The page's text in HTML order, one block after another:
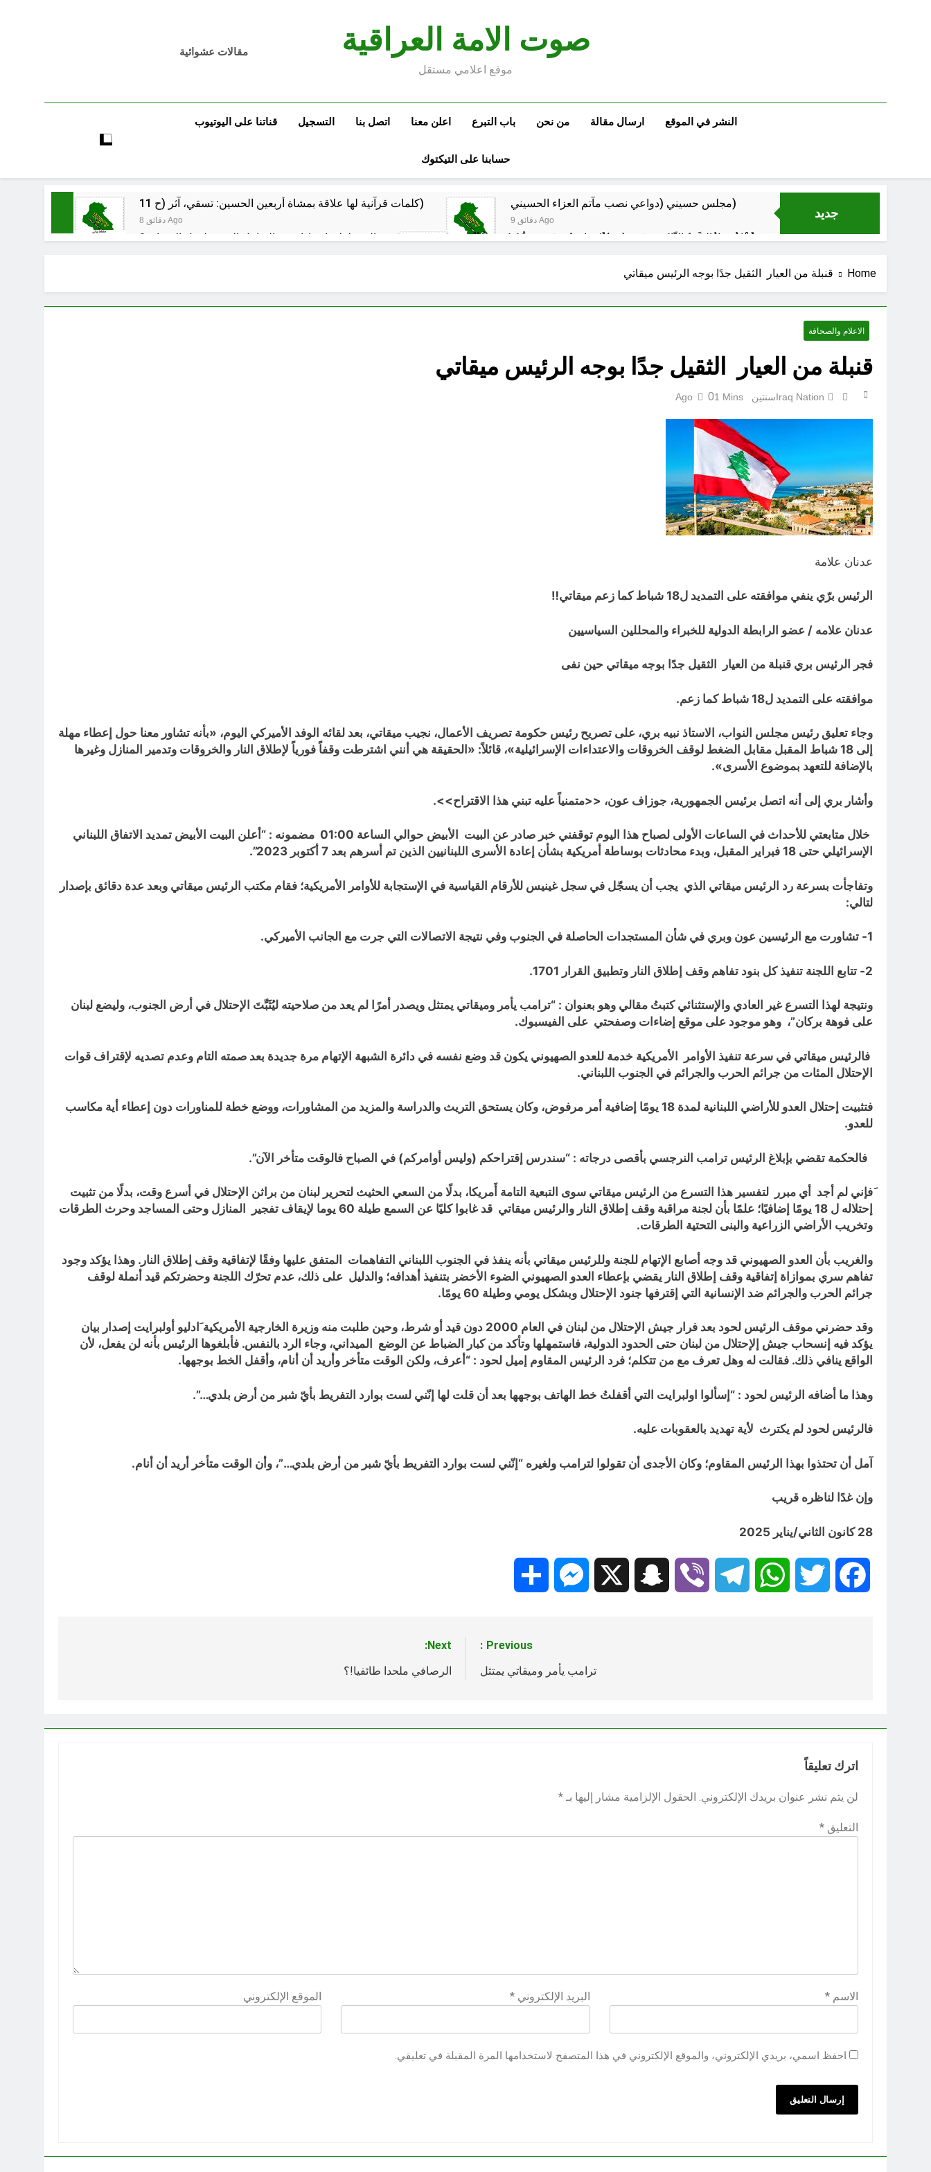
صوت الامة العراقية
موقع اعلامي مستقل
مقالات عشوائية
النشر في الموقع ارسال مقالة من نحن باب التبرع اعلن معنا اتصل بنا التسجيل قناتنا على اليوتيوب
حسابنا على التيكتوك
جديد
كلمات قرآنية لها علاقة بمشاة أربعين الحسين: تسقي، آثر (ح 11)
8 دقائق Ago
مجلس حسيني (دواعي نصب مآتم العزاء الحسيني)
9 دقائق Ago
المخطط بياني / اسس التعامل المنجز لعقل الانسان ؟ عْاشُورْاءُالسَّنَةُ الثَّالِثةَ عشَرَة(٢٢)[إِنتفاضةُ صفَر…تمرُّدٌ حُسَينيٌّ][ب]
الظلم والظلام والمادة المظلمة ‏نحو ترميم البيت العراقي‏ … حوار في الاصلاح الديني‏(الحلقة الاولى)‏
ازمة العلم العراقي.. ليست ازمة فقدان الوطنية عند العراقيين.. بل (ازمة فقدان الوطنية بالعلم نفسه) نركز على فئة الأغلبية (لا ترفع العلم
Home قنبلة من العيار الثقيل جدًا بوجه الرئيس ميقاتي
الاعلام والصحافة
قنبلة من العيار الثقيل جدًا بوجه الرئيس ميقاتي
Iraq Nationسنتين Ago 01 Mins
عدنان علامة
الرئيس برّي ينفي موافقته على التمديد ل18 شباط كما زعم ميقاتي‼
عدنان علامه / عضو الرابطة الدولية للخبراء والمحللين السياسيين
فجر الرئيس بري قنبلة من العيار الثقيل جدًا بوجه ميقاتي حين نفى
موافقته على التمديد ل18 شباط كما زعم.
وجاء تعليق رئيس مجلس النواب، الاستاذ نبيه بري، على تصريح رئيس حكومة تصريف الأعمال، نجيب ميقاتي، بعد لقائه الوفد الأميركي اليوم، «بأنه تشاور معنا حول إعطاء مهلة
إلى 18 شباط المقبل مقابل الضغط لوقف الخروقات والاعتداءات الإسرائيلية»، قائلاً: «الحقيقة هي أنني اشترطت وقفاً فورياً لإطلاق النار والخروقات وتدمير المنازل وغيرها
بالإضافة للتعهد بموضوع الأسرى».
وأشار بري إلى أنه اتصل برئيس الجمهورية، جوزاف عون، <<متمنياً عليه تبني هذا الاقتراح>>.
خلال متابعتي للأحداث في الساعات الأولى لصباح هذا اليوم توقفني خبر صادر عن البيت الأبيض حوالي الساعة 01:00 مضمونه : “أعلن البيت الأبيض تمديد الاتفاق اللبناني
الإسرائيلي حتى 18 فبراير المقبل، وبدء محادثات بوساطة أمريكية بشأن إعادة الأسرى اللبنانيين الذين تم أسرهم بعد 7 أكتوبر 2023”.
وتفاجأت بسرعة رد الرئيس ميقاتي الذي يجب أن يسجّل في سجل غينيس للأرقام القياسية في الإستجابة للأوامر الأمريكية؛ فقام مكتب الرئيس ميقاتي وبعد عدة دقائق بإصدار
لتالي:
1- تشاورت مع الرئيسين عون وبري في شأن المستجدات الحاصلة في الجنوب وفي نتيجة الاتصالات التي جرت مع الجانب الأميركي.
2- تتابع اللجنة تنفيذ كل بنود تفاهم وقف إطلاق النار وتطبيق القرار 1701.
ونتيجة لهذا التسرع غير العادي والإستثنائي كتبتُ مقالي وهو بعنوان : “ترامب يأمر وميقاتي يمتثل ويصدر أمرًا لم يعد من صلاحيته ليُثَبِّتَ الإحتلال في أرض الجنوب، وليضع لبنان
على فوهة بركان”، وهو موجود على موقع إضاءات وصفحتي على الفيسبوك.
فالرئيس ميقاتي في سرعة تنفيذ الأوامر الأمريكية خدمة للعدو الصهيوني يكون قد وضع نفسه في دائرة الشبهة الإتهام مرة جديدة بعد صمته التام وعدم تصديه لإقتراف قوات
الإحتلال المئات من جرائم الحرب والجرائم في الجنوب اللبناني.
فتثبيت إحتلال العدو للأراضي اللبنانية لمدة 18 يومًا إضافية أمر مرفوض، وكان يستحق التريث والدراسة والمزيد من المشاورات، ووضع خطة للمناورات دون إعطاء أية مكاسب
للعدو.
فالحكمة تقضي بإبلاغ الرئيس ترامب النرجسي بأقصى درجاته : “سندرس إقتراحكم (وليس أوامركم) في الصباح فالوقت متأخر الآن”.
َفإني لم أجد أي مبرر لتفسير هذا التسرع من الرئيس ميقاتي سوى التبعية التامة أَمريكا، بدلًا من السعي الحثيث لتحرير لبنان من براثن الإحتلال في أسرع وقت، بدلًا من تثبيت
إحتلاله ل 18 يومًا إضافيًا؛ علمًا بأن لجنة مراقبة وقف إطلاق النار والرئيس ميقاتي قد غابوا كليًا عن السمع طيلة 60 يوما لإيقاف تفجير المنازل وحتى المساجد وحرث الطرقات
وتخريب الأراضي الزراعية والبنى التحتية الطرقات.
والغريب بأن العدو الصهيوني قد وجه أصابع الإتهام للجنة وللرئيس ميقاتي بأنه ينفذ في الجنوب اللبناني التفاهمات المتفق عليها وفقًا لإتفاقية وقف إطلاق النار. وهذا يؤكد وجود
تفاهم سري بموازاة إتفاقية وقف إطلاق النار يقضي بإعطاء العدو الصهيوني الضوء الأخضر بتنفيذ أهدافه؛ والدليل على ذلك، عدم تحرّك اللجنة وحضرتكم قيد أنملة لوقف
جرائم الحرب والجرائم ضد الإنسانية التي إقترفها جنود الإحتلال وبشكل يومي وطيلة 60 يومًا.
وقد حضرني موقف الرئيس لحود بعد فرار جيش الإحتلال من لبنان في العام 2000 دون قيد أو شرط، وحين طلبت منه وزيرة الخارجية الأمريكية َادليو أولبرايت إصدار بيان
يؤكد فيه إنسحاب جيش إلإحتلال من لبنان حتى الحدود الدولية، فاستمهلها وتأكد من كبار الضباط عن الوضع الميداني، وجاء الرد بالنفس. فأبلغوها الرئيس بأنه لن يفعل، لأن
الواقع ينافي ذلك. فقالت له وهل تعرف مع من تتكلم؛ فرد الرئيس المقاوم إميل لحود : “أعرف، ولكن الوقت متأخر وأريد أن أنام، وأقفل الخط بوجهها.
وهذا ما أضافه الرئيس لحود : “إسألوا اولبرايت التي أقفلتُ خط الهاتف بوجهها بعد أن قلت لها إنّني لست بوارد التفريط بأيّ شبر من أرض بلدي…”.
فالرئيس لحود لم يكترث لأية تهديد بالعقوبات عليه.
آمل أن تحتذوا بهذا الرئيس المقاوم؛ وكان الأجدى أن تقولوا لترامب ولغيره “إنّني لست بوارد التفريط بأيّ شبر من أرض بلدي…”، وأن الوقت متأخر أريد أن أنام.
وإن غدًا لناظره قريب
28 كانون الثاني/يناير 2025
Facebook
Twitter
WhatsApp
Telegram
Viber
Snapchat
Messenger
Previous:
ترامب يأمر وميقاتي يمتثل
Next:
الرصافي ملحدا طائفيا!؟
اترك تعليقاً
لن يتم نشر عنوان بريدك الإلكتروني. الحقول الإلزامية مشار إليها بـ *
التعليق *
الاسم * البريد الإلكتروني* الموقع الإلكتروني
احفظ اسمي، بريدي الإلكتروني، والموقع الإلكتروني في هذا المتصفح لاستخدامها المرة المقبلة في تعليقي.